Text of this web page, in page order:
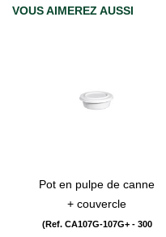
VOUS AIMEREZ AUSSI
Pot en pulpe de canne
+ couvercle
(Ref. CA107G-107G+ - 300